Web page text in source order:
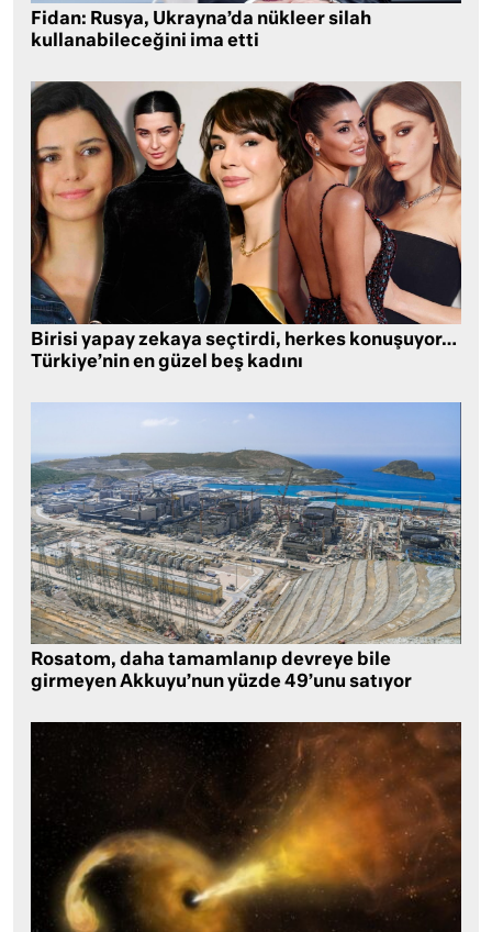
Fidan: Rusya, Ukrayna’da nükleer silah
kullanabileceğini ima etti
Birisi yapay zekaya seçtirdi, herkes konuşuyor…
Türkiye’nin en güzel beş kadını
Rosatom, daha tamamlanıp devreye bile
girmeyen Akkuyu’nun yüzde 49’unu satıyor